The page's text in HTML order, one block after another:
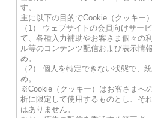
す。
主に以下の目的でCookie（クッキー
（1） ウェブサイトの会員向けサー
て、各種入力補助やお客さま個々の
ル等のコンテンツ配信および表示情
め。
（2） 個人を特定できない状態で、
め。
※Cookie（クッキー）はお客さまへ
析に限定して使用するものとし、そ
はありません。